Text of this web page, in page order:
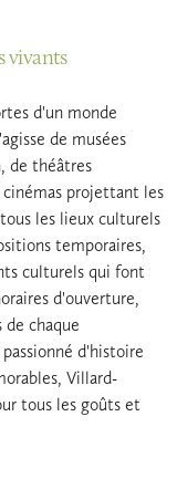
vivants
d'un monde
de musées
de théâtres
cinémas projettant les
les lieux culturels
temporaires,
culturels qui font
d'ouverture,
chaque
d'histoire
Villard-
tous les goûts et